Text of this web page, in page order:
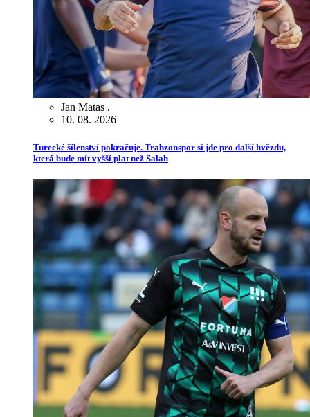
Jan Matas ,
10. 08. 2026
Turecké šílenství pokračuje. Trabzonspor si jde pro další hvězdu,
která bude mít vyšší plat než Salah